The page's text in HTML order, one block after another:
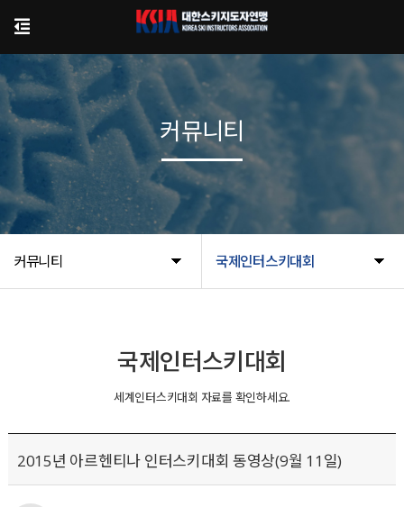
커뮤니티 국제인터스키대회
커뮤니티
국제인터스키대회
세계인터스키대회 자료를 확인하세요.
2015년 아르헨티나 인터스키대회 동영상(9월 11일)